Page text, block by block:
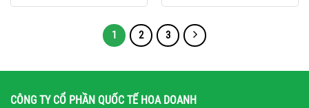
1 2 3
CÔNG TY CỔ PHẦN QUỐC TẾ HOA DOANH